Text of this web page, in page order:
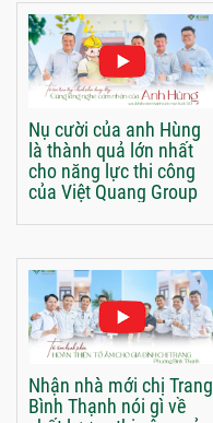
Nụ cười của anh Hùng
là thành quả lớn nhất
cho năng lực thi công
của Việt Quang Group
Nhận nhà mới chị Trang
Bình Thạnh nói gì về